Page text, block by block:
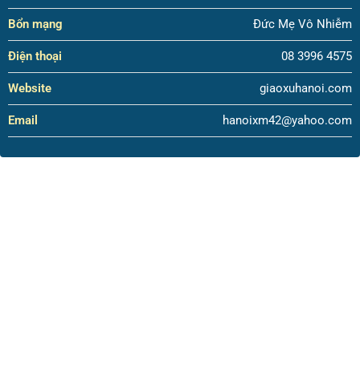
Bổn mạng Đức Mẹ Vô Nhiễm
Điện thoại 08 3996 4575
Website giaoxuhanoi.com
Email hanoixm42@yahoo.com